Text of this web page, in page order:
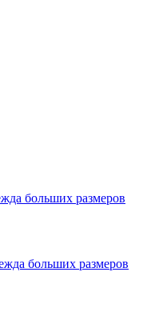
больших размеров
больших размеров